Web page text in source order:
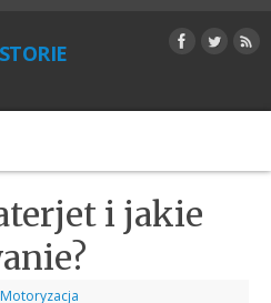
i jakie
Motoryzacja